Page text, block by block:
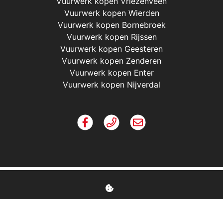
Vuurwerk kopen Wierden
Vuurwerk kopen Bornebroek
Vuurwerk kopen Rijssen
Vuurwerk kopen Geesteren
Vuurwerk kopen Zenderen
Vuurwerk kopen Enter
Vuurwerk kopen Nijverdal